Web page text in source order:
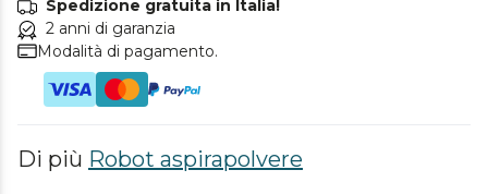
Spedizione gratuita in Italia!
2 anni di garanzia
Modalità di pagamento.
Di più Robot aspirapolvere